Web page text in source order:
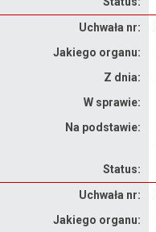
Uchwała nr:
Jakiego organu:
Z dnia:
W sprawie:
Na podstawie:
Status:
Uchwała nr:
Jakiego organu: